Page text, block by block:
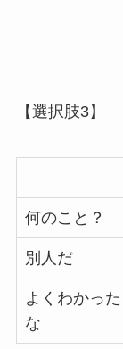
【選択肢3】
何のこと？
別人だ
よくわかった
な